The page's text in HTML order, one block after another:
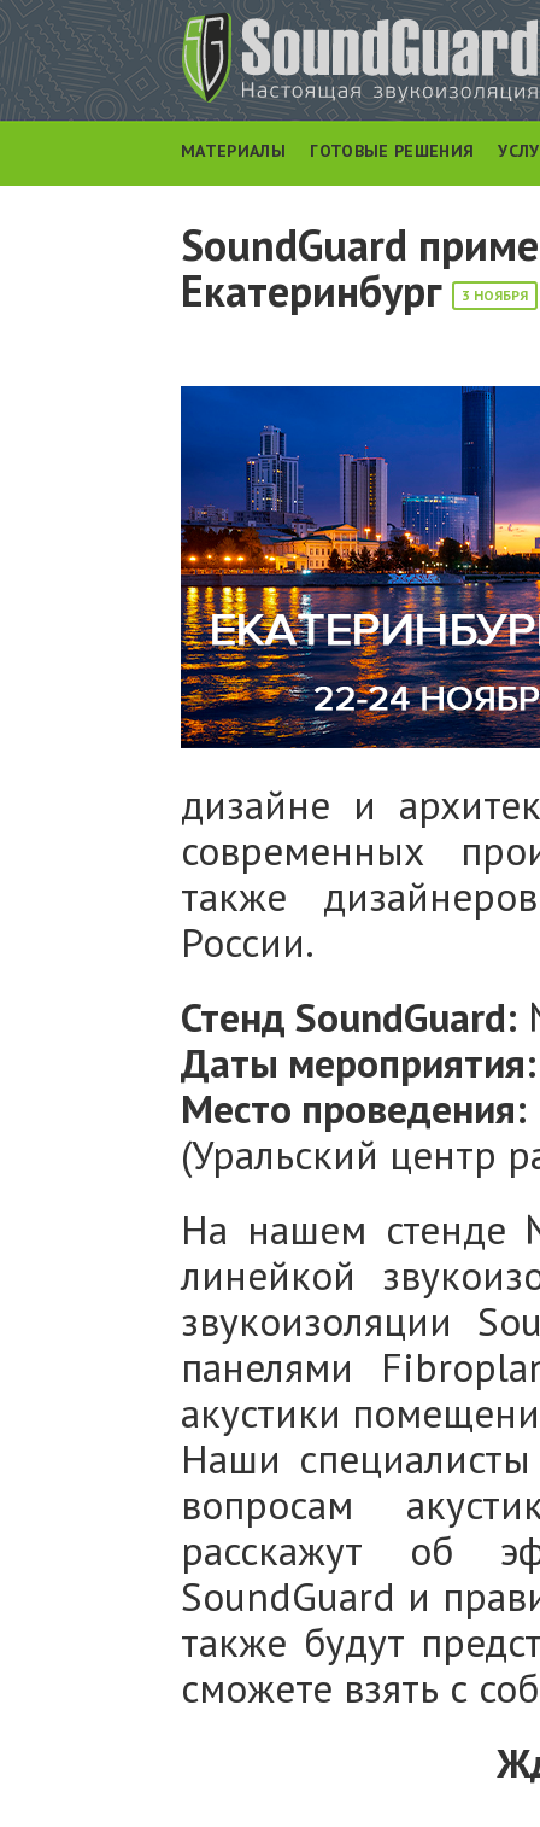
МАТЕРИАЛЫ ГОТОВЫЕ РЕШЕНИЯ
SoundGuard
Екатеринбург
3 НОЯБРЯ
дизайне и
современных
также
России.
Стенд SoundGuard:
Даты мероприятия:
Место проведения:
(Уральский центр
На нашем стенде
линейкой
звукоизоляции
панелями
акустики
Наши
вопросам
расскажут об
SoundGuard и
также будут
сможете взять с